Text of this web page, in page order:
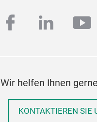
facebook
linkedin
Wir helfen Ihnen
KONTAKTIEREN SIE